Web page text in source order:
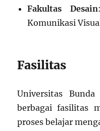
Fakultas Desain
Komunikasi
Fasilitas
Universitas
berbagai fasilitas
proses belajar